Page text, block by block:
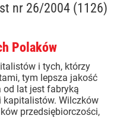
nr 26/2004 (1126)
Polaków
i tych, którzy
tym lepsza jakość
od lat jest fabryką
kapitalistów. Wilczków
przedsiębiorczości,